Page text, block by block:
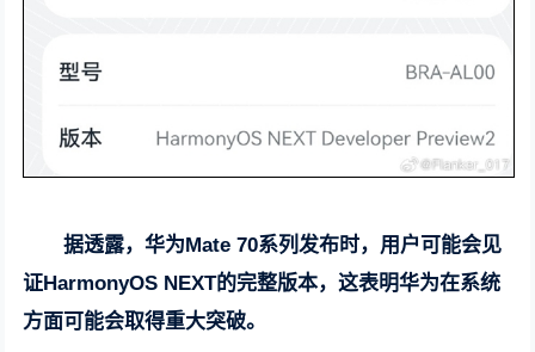
据透露，华为Mate 70系列发布时，用户可能会见
证HarmonyOS NEXT的完整版本，这表明华为在系统
方面可能会取得重大突破。